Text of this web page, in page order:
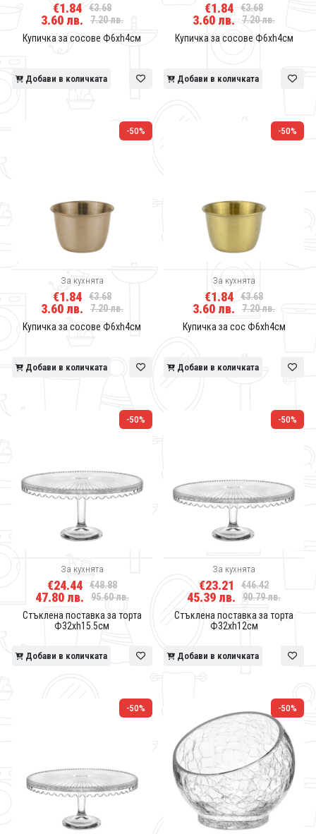
€1.84 €3.68
3.60 лв.
7.20 лв.
Купичка за сосове Ф6хh4см
Добави в количката
€1.84 €3.68
3.60 лв.
7.20 лв.
Купичка за сосове Ф6хh4см
Добави в количката
-50%
За кухнята
€1.84 €3.68
3.60 лв.
7.20 лв.
Купичка за сосове Ф6хh4см
Добави в количката
-50%
За кухнята
€1.84 €3.68
3.60 лв.
7.20 лв.
Купичка за сос Ф6хh4см
Добави в количката
-50%
За кухнята
€24.44 €48.88
47.80 лв.
95.60 лв.
Стъклена поставка за торта
Ф32хh15.5см
Добави в количката
-50%
За кухнята
€23.21 €46.42
45.39 лв.
90.79 лв.
Стъклена поставка за торта
Ф32хh12см
Добави в количката
-50% -50%